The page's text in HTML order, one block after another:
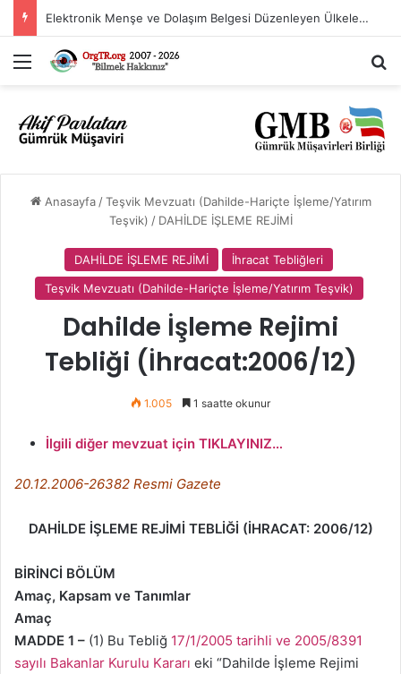
Elektronik Menşe ve Dolaşım Belgesi Düzenleyen Ülkeler Listesi
Menü
Anasayfa / Teşvik Mevzuatı (Dahilde-Hariçte İşleme/Yatırım
Teşvik) / DAHİLDE İŞLEME REJİMİ
DAHİLDE İŞLEME REJİMİ
İhracat Tebliğleri
Teşvik Mevzuatı (Dahilde-Hariçte İşleme/Yatırım Teşvik)
Dahilde İşleme Rejimi
Tebliği (İhracat:2006/12)
1.005 1 saatte okunur
İlgili diğer mevzuat için TIKLAYINIZ…
20.12.2006-26382 Resmi Gazete
DAHİLDE İŞLEME REJİMİ TEBLİĞİ (İHRACAT: 2006/12)
BİRİNCİ BÖLÜM
Amaç, Kapsam ve Tanımlar
Amaç
MADDE 1 – (1) Bu Tebliğ 17/1/2005 tarihli ve 2005/8391
sayılı Bakanlar Kurulu Kararı eki “Dahilde İşleme Rejimi